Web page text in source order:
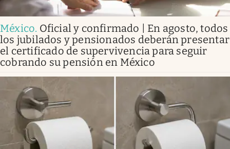
México. Oficial y confirmado | En agosto, todos
los jubilados y pensionados deberán presentar
el certificado de supervivencia para seguir
cobrando su pensión en México